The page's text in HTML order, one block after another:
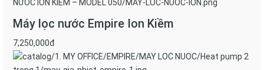
Lò vi sóng Junger TK-90 được thiết kế với kiểu dáng hiện đại
chuẩn Đức nâng tầm không gian sống.
Máy lọc nước Empire Ion Kiềm
7,250,000đ